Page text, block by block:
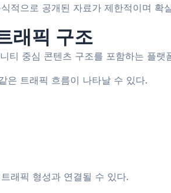
적으로 공개된 자료가 제한적이며 확
래픽 구조
티 중심 콘텐츠 구조를 포함하는 플랫
은 트래픽 흐름이 나타날 수 있다.
래픽 형성과 연결될 수 있다.